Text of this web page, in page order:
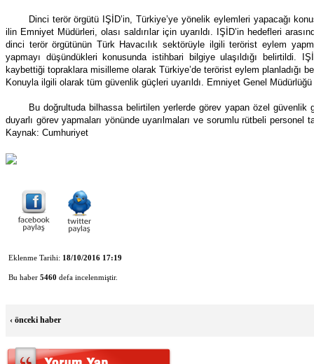
Dinci terör örgütü IŞİD’in, Türkiye’ye yönelik eylemleri yapacağı
ilin Emniyet Müdürleri, olası saldırılar için uyarıldı. IŞİD’in hedefleri
dinci terör örgütünün Türk Havacılık sektörüyle ilgili terörist eylem
yapmayı düşündükleri konusunda istihbari bilgiye ulaşıldığı belirtildi.
kaybettiği topraklara misilleme olarak Türkiye’de terörist eylem planladığı
Konuyla ilgili olarak tüm güvenlik güçleri uyarıldı. Emniyet Genel
Bu doğrultuda bilhassa belirtilen yerlerde görev yapan özel
duyarlı görev yapmaları yönünde uyarılmaları ve sorumlu rütbeli
Kaynak: Cumhuriyet
Eklenme Tarihi: 18/10/2016 17:19
Bu haber 5460 defa incelenmiştir.
‹ önceki haber